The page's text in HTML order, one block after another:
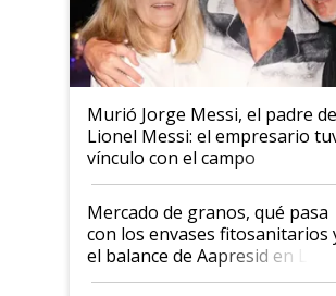
Murió Jorge Messi, el padre de
Lionel Messi: el empresario
vínculo con el campo
Mercado de granos, qué pasa
con los envases fitosanitarios
el balance de Aapresid en La
Posta